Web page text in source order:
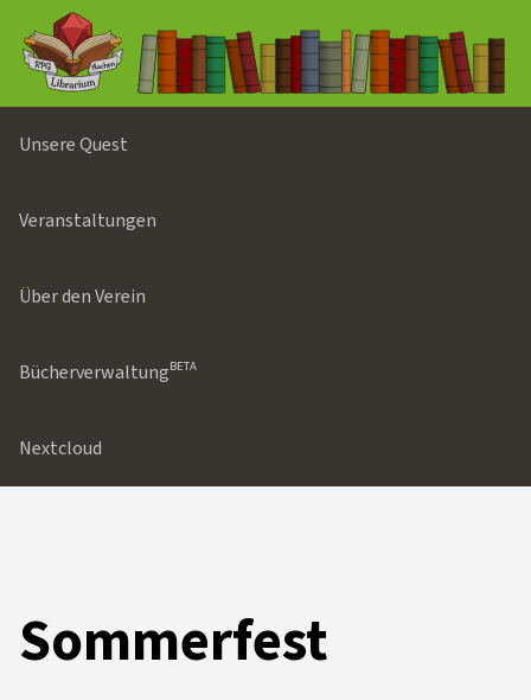
Unsere Quest
Veranstaltungen
Über den Verein
Bücherverwaltungᴮᴱᵀᴬ
Nextcloud
Sommerfest